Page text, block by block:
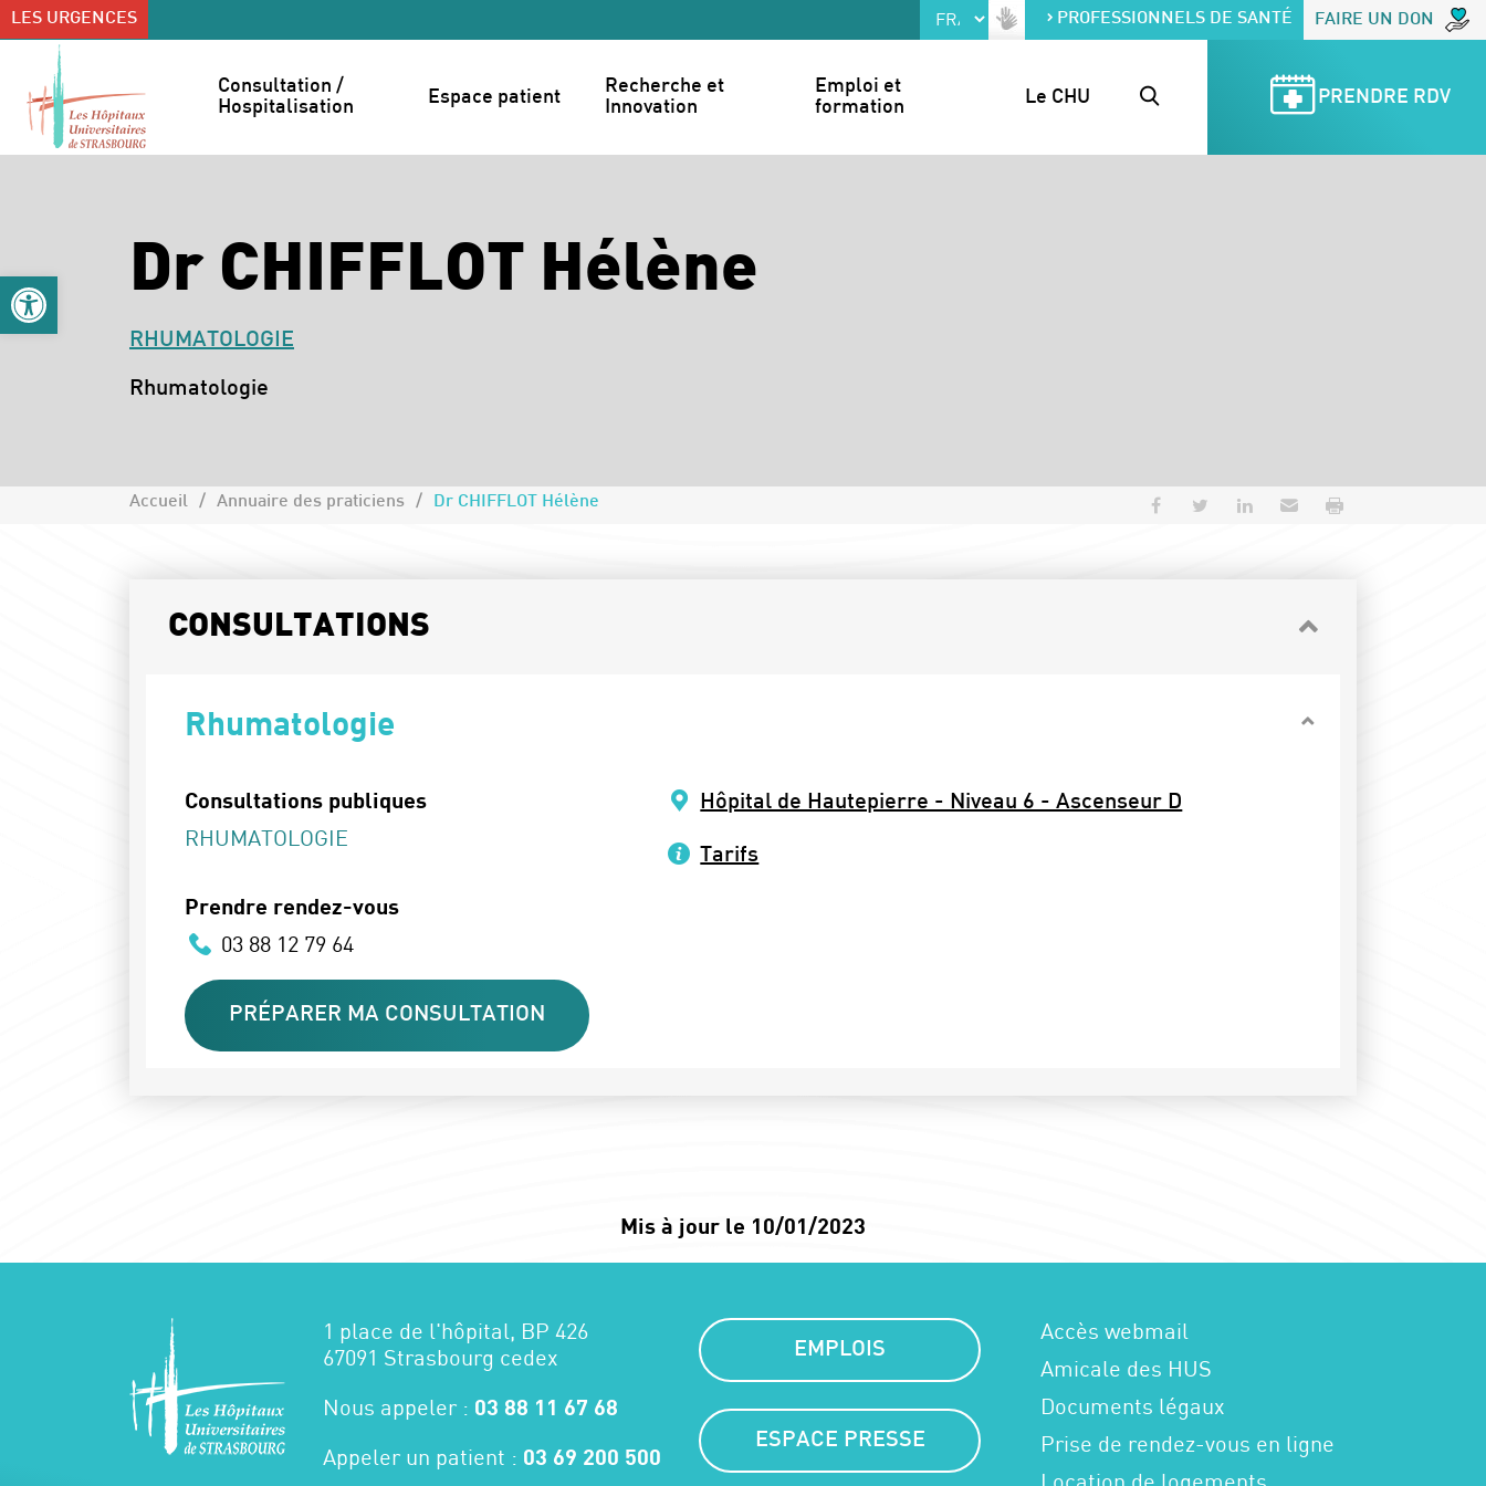
Ouvrir la barre d’outils
Accéder au contenu
Accéder au menu
LES URGENCES PROFESSIONNELS DE SANTÉ FAIRE UN DON
Consultation /
Hospitalisation
Espace patient
Recherche et
Innovation
Emploi et
formation
Le CHU PRENDRE RDV
Dr CHIFFLOT Hélène
RHUMATOLOGIE
Spécialités :
Rhumatologie
Accueil Annuaire des praticiens Dr CHIFFLOT Hélène Partager sur Facebook
Partager sur Twitter
Partager sur LinkedIn
Envoyer par e-mail
CONSULTATIONS
Rhumatologie
Consultations publiques
RHUMATOLOGIE
Hôpital de Hautepierre - Niveau 6 - Ascenseur D
Tarifs
Prendre rendez-vous
03 88 12 79 64
PRÉPARER MA CONSULTATION
Mis à jour le 10/01/2023
1 place de l'hôpital, BP 426
67091 Strasbourg cedex
Nous appeler : 03 88 11 67 68
Appeler un patient : 03 69 200 500
EMPLOIS
ESPACE PRESSE
Accès webmail
Amicale des HUS
Documents légaux
Prise de rendez-vous en ligne